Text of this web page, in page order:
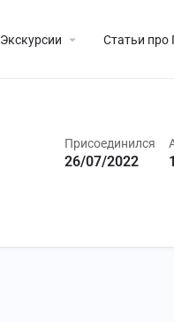
Экскурсии Статьи про
Присоединился
26/07/2022 1